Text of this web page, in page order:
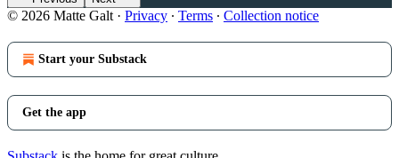
© 2026 Matte Galt· Privacy ∙ Terms ∙ Collection notice
Start your Substack
Get the app